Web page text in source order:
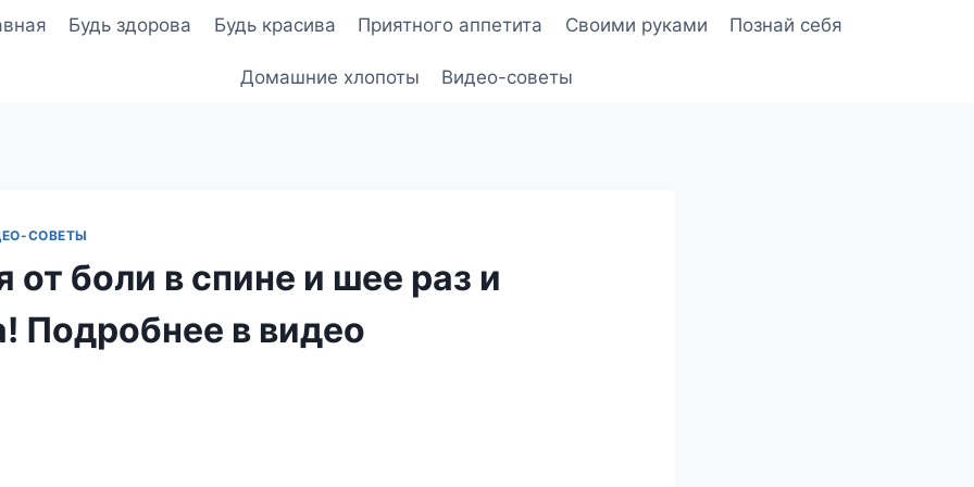
Будь здорова Будь красива Приятного аппетита Своими руками Познай себя
Домашние хлопоты Видео-советы
СОВЕТЫ
от боли в спине и шее раз и
Подробнее в видео